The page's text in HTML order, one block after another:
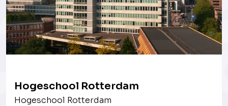
Hogeschool Rotterdam
Hogeschool Rotterdam